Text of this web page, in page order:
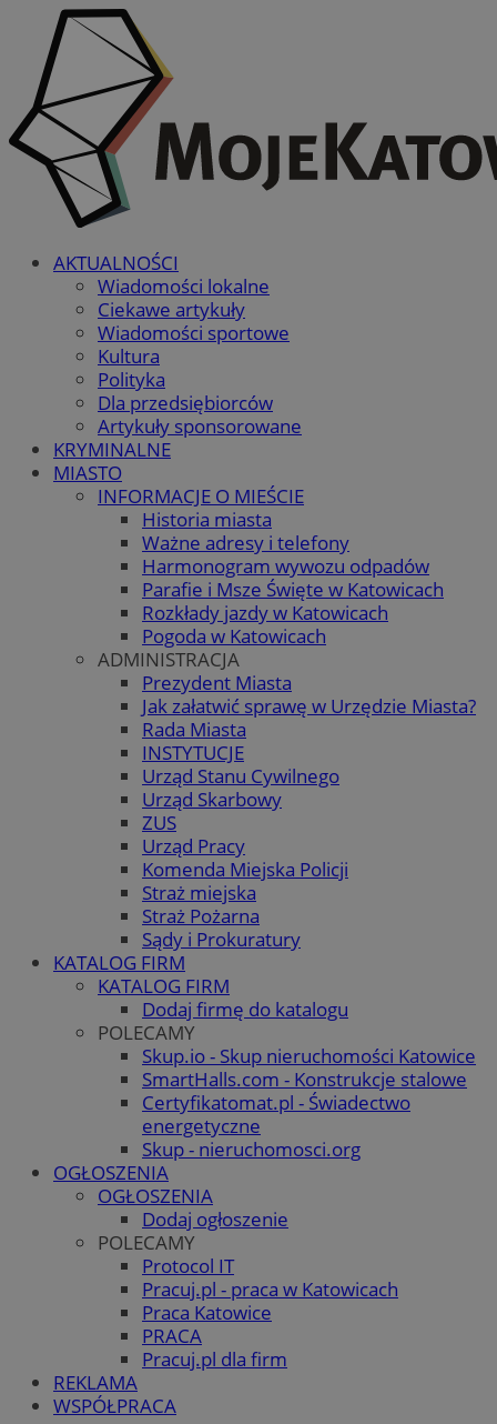
AKTUALNOŚCI
Wiadomości lokalne
Ciekawe artykuły
Wiadomości sportowe
Kultura
Polityka
Dla przedsiębiorców
Artykuły sponsorowane
KRYMINALNE
MIASTO
INFORMACJE O MIEŚCIE
Historia miasta
Ważne adresy i telefony
Harmonogram wywozu odpadów
Parafie i Msze Święte w Katowicach
Rozkłady jazdy w Katowicach
Pogoda w Katowicach
ADMINISTRACJA
Prezydent Miasta
Jak załatwić sprawę w Urzędzie Miasta?
Rada Miasta
INSTYTUCJE
Urząd Stanu Cywilnego
Urząd Skarbowy
ZUS
Urząd Pracy
Komenda Miejska Policji
Straż miejska
Straż Pożarna
Sądy i Prokuratury
KATALOG FIRM
KATALOG FIRM
Dodaj firmę do katalogu
POLECAMY
Skup.io - Skup nieruchomości Katowice
SmartHalls.com - Konstrukcje stalowe
Certyfikatomat.pl - Świadectwo
energetyczne
Skup - nieruchomosci.org
OGŁOSZENIA
OGŁOSZENIA
Dodaj ogłoszenie
POLECAMY
Protocol IT
Pracuj.pl - praca w Katowicach
Praca Katowice
PRACA
Pracuj.pl dla firm
REKLAMA
WSPÓŁPRACA